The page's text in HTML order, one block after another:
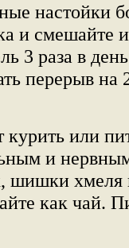
настойки
и смешайте
3 раза в
перерыв на
курить или
и
шишки хмеля
как чай.